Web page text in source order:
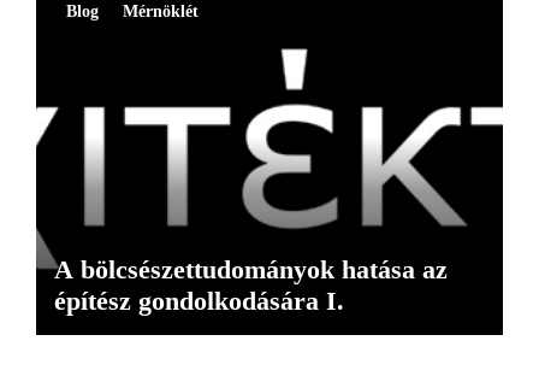
Blog Mérnöklét
A bölcsészettudományok hatása az
építész gondolkodására I.